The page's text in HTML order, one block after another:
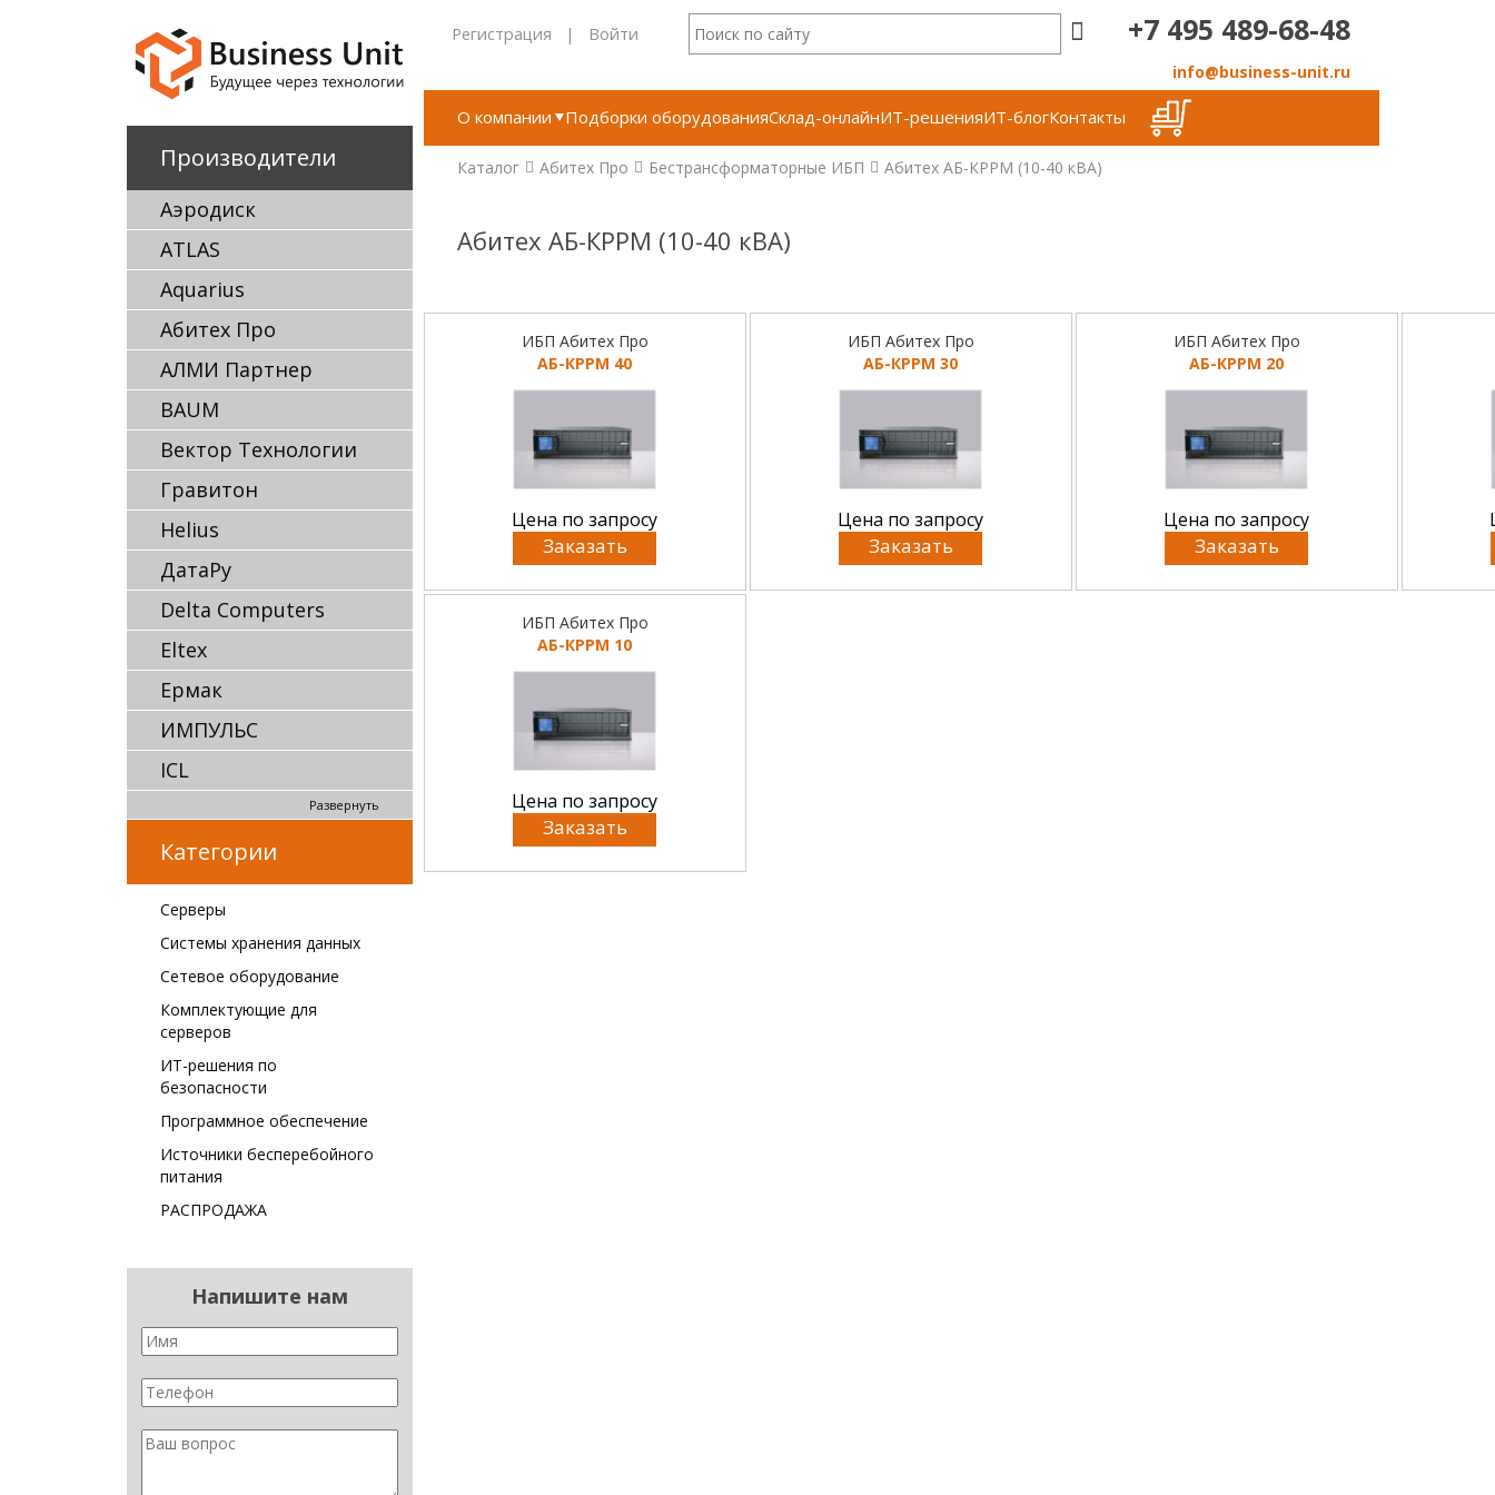
Производители
Аэродиск
ATLAS
Aquarius
Абитех Про
АЛМИ Партнер
BAUM
Вектор Технологии
Гравитон
Helius
ДатаРу
Delta Computers
Eltex
Ермак
ИМПУЛЬС
ICL
Развернуть
Категории
Серверы
Системы хранения данных
Сетевое оборудование
Комплектующие для
серверов
ИТ-решения по
безопасности
Программное обеспечение
Источники бесперебойного
питания
РАСПРОДАЖА
Напишите нам
Регистрация | Войти +7 495 489-68-48
info@business-unit.ru
О компании Подборки оборудованияСклад-онлайнИТ-решенияИТ-блогКонтакты
Каталог Абитех Про Бестрансформаторные ИБП Абитех АБ-КРРМ (10-40 кВА)
Абитех АБ-КРРМ (10-40 кВА)
ИБП Абитех Про
АБ-КРРМ 40
Цена по запросу
Заказать
ИБП Абитех Про
АБ-КРРМ 30
Цена по запросу
Заказать
ИБП Абитех Про
АБ-КРРМ 20
Цена по запросу
Заказать
ИБП Абитех Про
АБ-КРРМ 10
Цена по запросу
Заказать